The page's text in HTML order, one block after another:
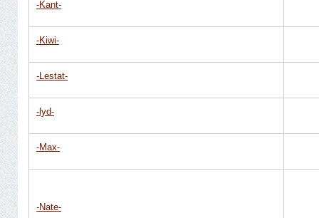
-Kant-
-Kiwi-
-Lestat-
-lyd-
-Max-
-Nate-